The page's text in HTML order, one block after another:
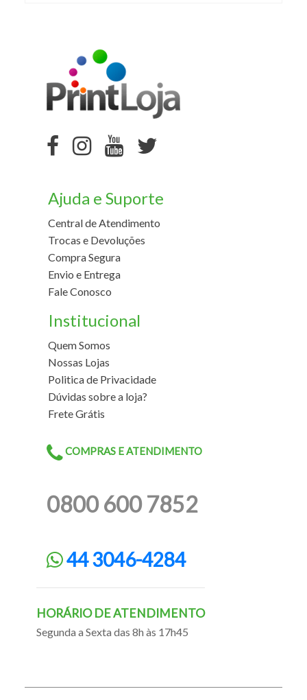
Ajuda e Suporte
Central de Atendimento
Trocas e Devoluções
Compra Segura
Envio e Entrega
Fale Conosco
Institucional
Quem Somos
Nossas Lojas
Politica de Privacidade
Dúvidas sobre a loja?
Frete Grátis
COMPRAS E ATENDIMENTO
0800 600 7852
44 3046-4284
HORÁRIO DE ATENDIMENTO
Segunda a Sexta das 8h às 17h45